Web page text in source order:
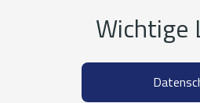
Wichtige